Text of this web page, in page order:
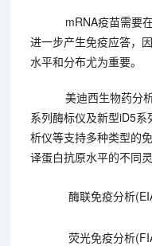
mRNA疫苗需要
进一步产生免疫应答，
水平和分布尤为重要。
美迪西生物药分
系列酶标仪及新型iD5
析仪等支持多种类型的
译蛋白抗原水平的不同
酶联免疫分析
荧光免疫分析